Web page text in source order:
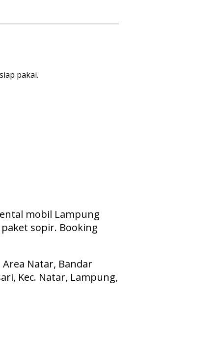
pakai.
mobil Lampung
sopir. Booking
Natar, Bandar
Kec. Natar, Lampung,